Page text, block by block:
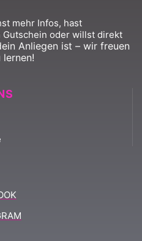
mehr Infos, hast
oder willst direkt
Anliegen ist – wir freuen